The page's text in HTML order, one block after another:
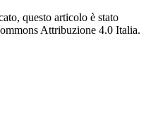
questo articolo è stato
Attribuzione 4.0 Italia.